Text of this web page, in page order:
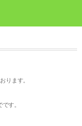
ります。
す。